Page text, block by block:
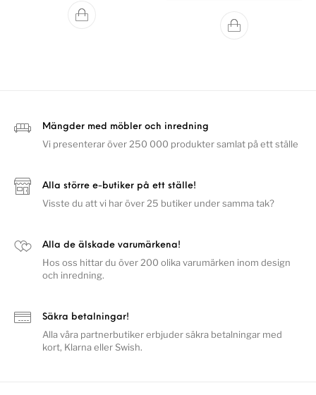
Mängder med möbler och inredning
Vi presenterar över 250 000 produkter samlat på ett ställe
Alla större e-butiker på ett ställe!
Visste du att vi har över 25 butiker under samma tak?
Alla de älskade varumärkena!
Hos oss hittar du över 200 olika varumärken inom design
och inredning.
Säkra betalningar!
Alla våra partnerbutiker erbjuder säkra betalningar med
kort, Klarna eller Swish.